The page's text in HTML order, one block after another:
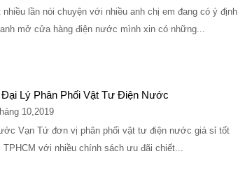
nhiều lần nói chuyện với nhiều anh chị em đang có ý định
mở cửa hàng điện nước mình xin có những...
Đại Lý Phân Phối Vật Tư Điện Nước
10,2019
Vạn Tứ đơn vị phân phối vật tư điện nước giá sỉ tốt
TPHCM với nhiều chính sách ưu đãi chiết...